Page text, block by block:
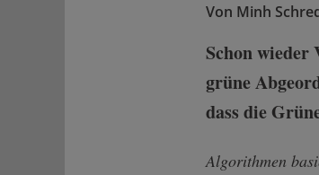
Von Minh
Schon wieder
grüne
dass die
Algorithmen